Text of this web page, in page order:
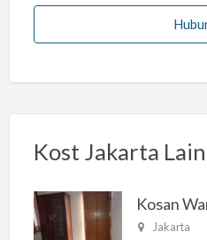
Kost Jakarta
Jakarta